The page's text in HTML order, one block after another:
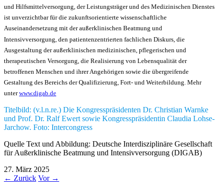
und Hilfsmittelversorgung, der Leistungsträger und des Medizinischen Dienstes
ist unverzichtbar für die zukunftsorientierte wissenschaftliche
Auseinandersetzung mit der außerklinischen Beatmung und
Intensivversorgung, den patientenzentrierten fachlichen Diskurs, die
Ausgestaltung der außerklinischen medizinischen, pflegerischen und
therapeutischen Versorgung, die Realisierung von Lebensqualität der
betroffenen Menschen und ihrer Angehörigen sowie die übergreifende
Gestaltung des Bereichs der Qualifizierung, Fort- und Weiterbildung. Mehr
unterwww.digab.de
Titelbild: (v.l.n.re.) Die Kongresspräsidenten Dr. Christian Warnke
und Prof. Dr. Ralf Ewert sowie Kongresspräsidentin Claudia Lohse-
Jarchow. Foto: Intercongress
Quelle Text und Abbildung: Deutsche Interdisziplinäre Gesellschaft
für Außerklinische Beatmung und Intensivversorgung (DIGAB)
27. März 2025
← Zurück Vor →